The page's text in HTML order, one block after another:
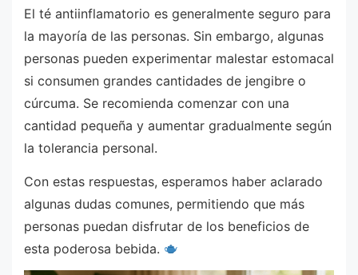
El té antiinflamatorio es generalmente seguro para
la mayoría de las personas. Sin embargo, algunas
personas pueden experimentar malestar estomacal
si consumen grandes cantidades de jengibre o
cúrcuma. Se recomienda comenzar con una
cantidad pequeña y aumentar gradualmente según
la tolerancia personal.
Con estas respuestas, esperamos haber aclarado
algunas dudas comunes, permitiendo que más
personas puedan disfrutar de los beneficios de
esta poderosa bebida.